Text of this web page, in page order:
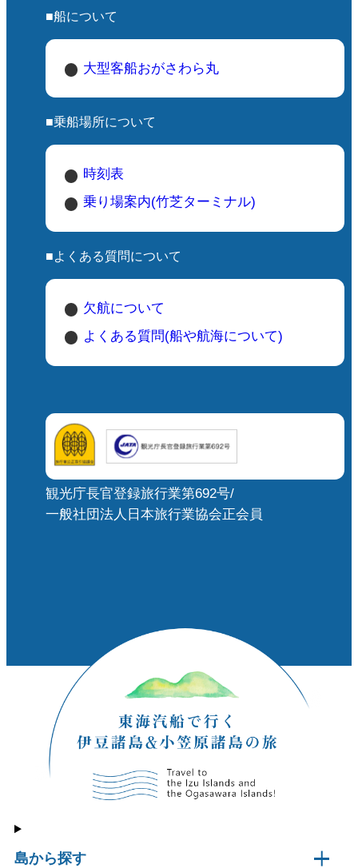
■船について
大型客船おがさわら丸
■乗船場所について
時刻表
乗り場案内(竹芝ターミナル)
■よくある質問について
欠航について
よくある質問(船や航海について)
観光庁長官登録旅行業第692号/
一般社団法人日本旅行業協会正会員
島から探す